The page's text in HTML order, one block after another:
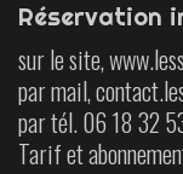
Réservation
sur le site,
par mail,
par tél. 06 18 32
Tarif et